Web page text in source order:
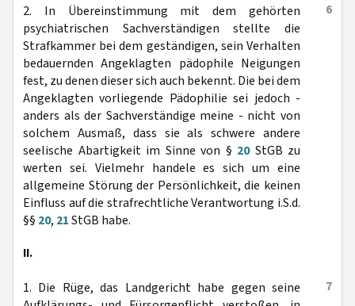
6
2. In Übereinstimmung mit dem gehörten
psychiatrischen Sachverständigen stellte die
Strafkammer bei dem geständigen, sein Verhalten
bedauernden Angeklagten pädophile Neigungen
fest, zu denen dieser sich auch bekennt. Die bei dem
Angeklagten vorliegende Pädophilie sei jedoch -
anders als der Sachverständige meine - nicht von
solchem Ausmaß, dass sie als schwere andere
seelische Abartigkeit im Sinne von § 20StGB zu
werten sei. Vielmehr handele es sich um eine
allgemeine Störung der Persönlichkeit, die keinen
Einfluss auf die strafrechtliche Verantwortung i.S.d.
§§ 20, 21StGB habe.
II.
7
1. Die Rüge, das Landgericht habe gegen seine